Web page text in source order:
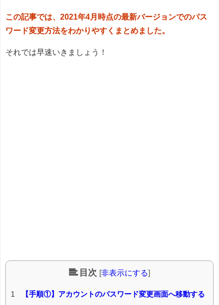
この記事では、2021年4月時点の最新バージョンでのパス
ワード変更方法をわかりやすくまとめました。
それでは早速いきましょう！
目次 [非表示にする]
1 【手順①】アカウントのパスワード変更画面へ移動する